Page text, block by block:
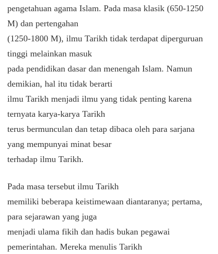
pengetahuan agama Islam. Pada masa klasik (650-1250
M) dan pertengahan
(1250-1800 M), ilmu Tarikh tidak terdapat diperguruan
tinggi melainkan masuk
pada pendidikan dasar dan menengah Islam. Namun
demikian, hal itu tidak berarti
ilmu Tarikh menjadi ilmu yang tidak penting karena
ternyata karya-karya Tarikh
terus bermunculan dan tetap dibaca oleh para sarjana
yang mempunyai minat besar
terhadap ilmu Tarikh.
Pada masa tersebut ilmu Tarikh
memiliki beberapa keistimewaan diantaranya; pertama,
para sejarawan yang juga
menjadi ulama fikih dan hadis bukan pegawai
pemerintahan. Mereka menulis Tarikh